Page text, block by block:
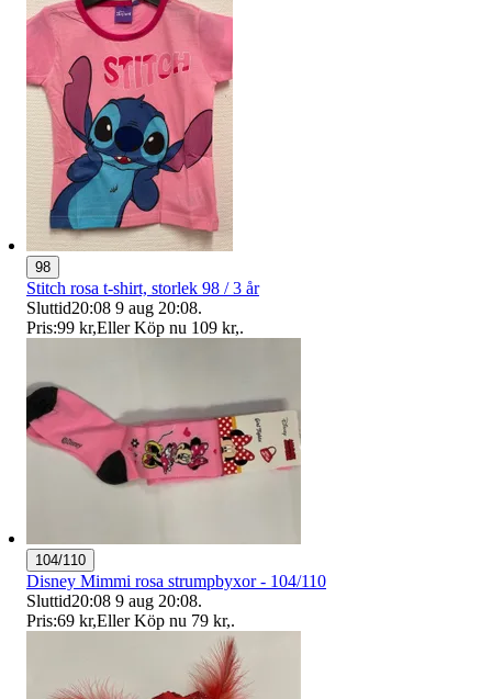
98
Stitch rosa t-shirt, storlek 98 / 3 år
Sluttid20:08 9 aug 20:08.
Pris:99 kr,Eller Köp nu 109 kr,.
104/110
Disney Mimmi rosa strumpbyxor - 104/110
Sluttid20:08 9 aug 20:08.
Pris:69 kr,Eller Köp nu 79 kr,.